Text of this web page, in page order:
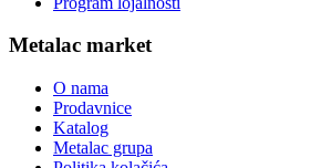
Metalac market
O nama
Prodavnice
Katalog
Metalac grupa